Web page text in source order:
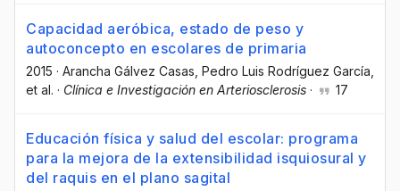
Capacidad aeróbica, estado de peso y
autoconcepto en escolares de primaria
2015 · Arancha Gálvez Casas , Pedro Luis Rodríguez García
et al. · Clínica e Investigación en Arteriosclerosis · 17
Educación física y salud del escolar: programa
para la mejora de la extensibilidad isquiosural y
del raquis en el plano sagital